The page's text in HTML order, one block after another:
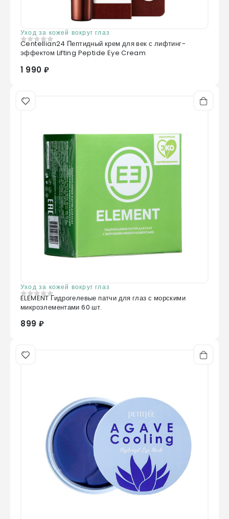
Уход за кожей вокруг глаз
0из 5
Centellian24 Пептидный крем для век с лифтинг-
эффектом Lifting Peptide Eye Cream
1 990 ₽
Уход за кожей вокруг глаз
0из 5
ELEMENT Гидрогелевые патчи для глаз с морскими
микроэлементами 60 шт.
899 ₽